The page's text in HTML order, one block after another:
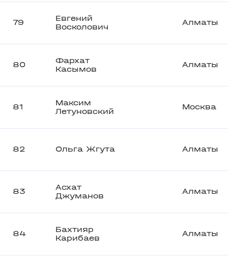
79
Евгений
Восколович
Алматы
80
Фархат
Касымов
Алматы
81
Максим
Летуновский
Москва
82 Ольга Жгута Алматы
83
Асхат
Джуманов
Алматы
84
Бахтияр
Карибаев
Алматы